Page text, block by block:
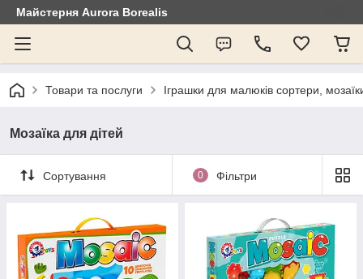
Майстерня Aurora Borealis
Товари та послуги Іграшки для малюків сортери,
Мозаїка для дітей
Сортування 0 Фільтри